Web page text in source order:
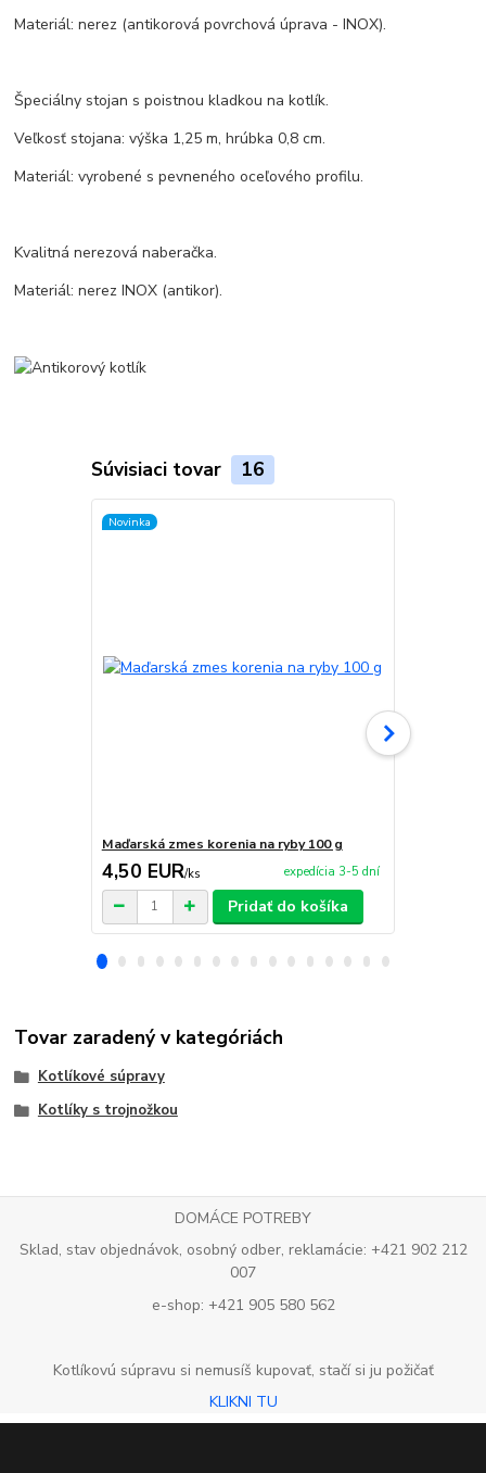
Materiál: nerez (antikorová povrchová úprava - INOX).
Špeciálny stojan s poistnou kladkou na kotlík.
Veľkosť stojana: výška 1,25 m, hrúbka 0,8 cm.
Materiál: vyrobené s pevneného oceľového profilu.
Kvalitná nerezová naberačka.
Materiál: nerez INOX (antikor).
Súvisiaci tovar 16
Novinka
Maďarská zmes korenia na ryby 100 g
4,50 EUR/ks expedícia 3-5 dní
Pridať do košíka
Tovar zaradený v kategóriách
Kotlíkové súpravy
Kotlíky s trojnožkou
DOMÁCE POTREBY
Sklad, stav objednávok, osobný odber, reklamácie: +421 902 212
007
e-shop: +421 905 580 562
Kotlíkovú súpravu si nemusíš kupovať, stačí si ju požičať
KLIKNI TU